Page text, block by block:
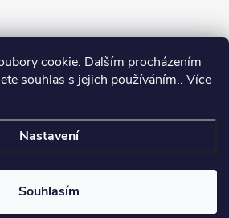
cookie. Dalším procházením
souhlas s jejich používáním.. Více
Nastavení
Souhlasím
cookies